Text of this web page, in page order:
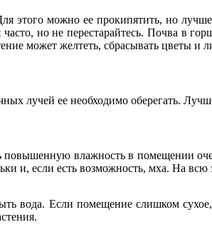
этого можно ее прокипятить, но
часто, но не перестарайтесь. Почва в
может желтеть, сбрасывать цветы и
лучей ее необходимо оберегать.
повышенную влажность в помещении
и, если есть возможность, мха. На
вода. Если помещение слишком